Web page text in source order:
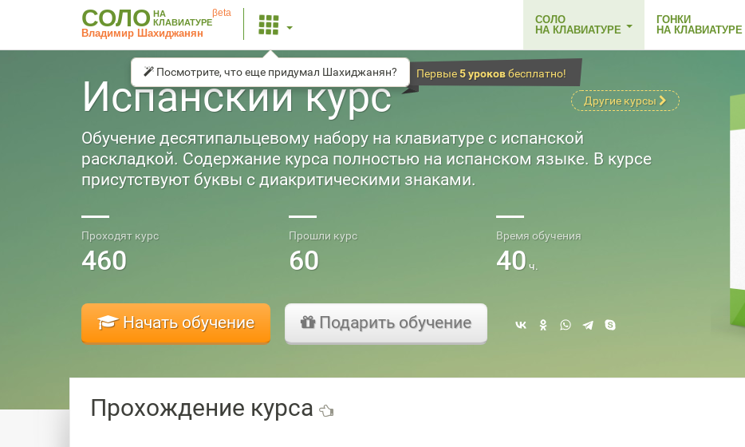
СОЛО НА
КЛАВИАТУРЕ
βeta
Владимир Шахиджанян
СОЛО
НА КЛАВИАТУРЕ
ГОНКИ
НА КЛАВИАТУРЕ
Испанский курс Первые5 уроковбесплатно!
Другие курсы
Обучение десятипальцевому набору на клавиатуре с испанской
раскладкой. Содержание курса полностью на испанском языке. В курсе
присутствуют буквы с диакритическими знаками.
Проходят курс
460
Прошли курс
60
Время обучения
40ч.
Начать обучение Подарить обучение
Прохождение курса
Посмотрите, что еще придумал Шахиджанян?